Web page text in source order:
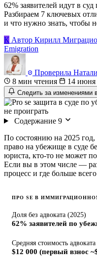
62% заявителей идут в
Разбираем 7 ключевых
и что нужно знать, чтобы
К Автор Кирилл
Emigration
Проверила
8 мин чтения
14 июня
Следить за изменениями
Содержание 9
По состоянию на 2025
право на убежище в суде
юриста, кто-то не может
Если вы в этом числе —
процесс и где больше
ПРО SE В
Доля без адвоката (2025)
62% заявителей по
Средняя стоимость адвоката
$12 000 (первый взнос